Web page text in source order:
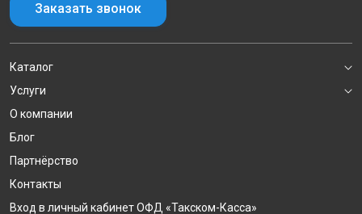
Заказать звонок
Каталог
Услуги
О компании
Блог
Партнёрство
Контакты
Вход в личный кабинет ОФД «Такском-Касса»